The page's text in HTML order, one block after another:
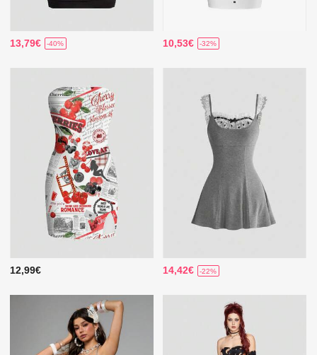
13,79€ -40% 10,53€ -32%
12,99€ 14,42€ -22%